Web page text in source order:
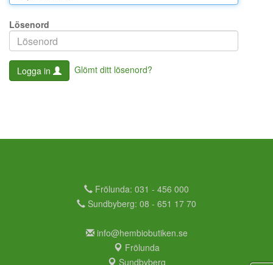
Lösenord
Logga in Glömt ditt lösenord?
Frölunda: 031 - 456 000
Sundbyberg: 08 - 651 17 70
info@hembiobutiken.se
Frölunda
Sundbyberg